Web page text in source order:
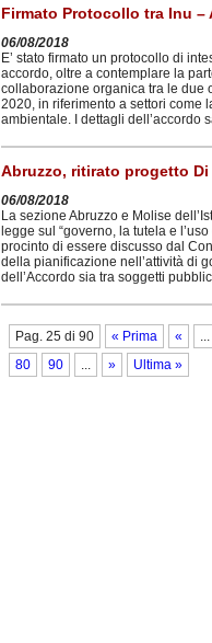
Firmato Protocollo tra Inu –
06/08/2018
E’ stato firmato un protocollo di
accordo, oltre a contemplare la
collaborazione organica tra le due
2020, in riferimento a settori come
ambientale. I dettagli dell’accordo
Abruzzo, ritirato progetto
06/08/2018
La sezione Abruzzo e Molise
legge sul “governo, la tutela e
procinto di essere discusso dal
della pianificazione nell’attività di
dell’Accordo sia tra soggetti
Pag. 25 di 90 « Prima « ...
80
90 ... » Ultima »